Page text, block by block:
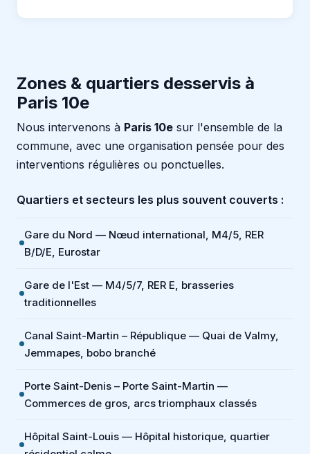
Zones & quartiers desservis à
Paris 10e
Nous intervenons à Paris 10e sur l'ensemble de la
commune, avec une organisation pensée pour des
interventions régulières ou ponctuelles.
Quartiers et secteurs les plus souvent couverts :
Gare du Nord — Nœud international, M4/5, RER
B/D/E, Eurostar
Gare de l'Est — M4/5/7, RER E, brasseries
traditionnelles
Canal Saint-Martin – République — Quai de Valmy,
Jemmapes, bobo branché
Porte Saint-Denis – Porte Saint-Martin —
Commerces de gros, arcs triomphaux classés
Hôpital Saint-Louis — Hôpital historique, quartier